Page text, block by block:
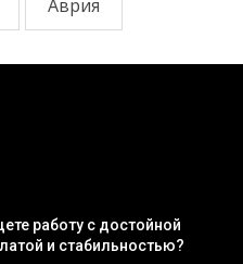
Аврия
работу с достойной
и стабильностью?